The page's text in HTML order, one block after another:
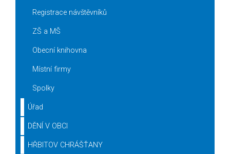
Registrace návštěvníků
ZŠ a MŠ
Obecní knihovna
Místní firmy
Spolky
Úřad
DĚNÍ V OBCI
HŘBITOV CHRÁŠŤANY